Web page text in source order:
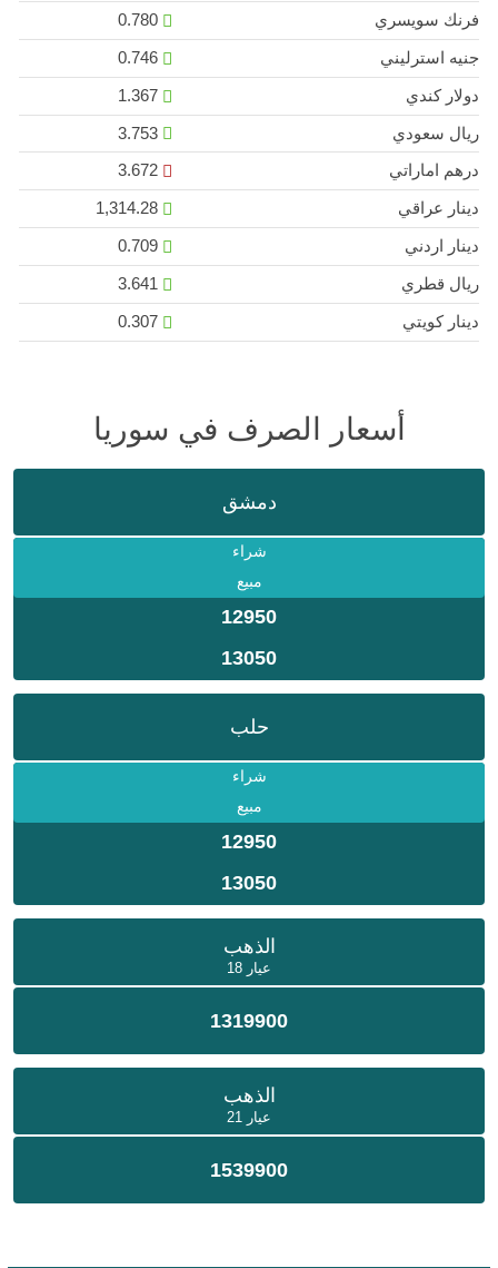
فرنك سويسري
0.780
جنيه استرليني
0.746
دولار كندي
1.367
ريال سعودي
3.753
درهم اماراتي
3.672
دينار عراقي
1,314.28
دينار اردني
0.709
ريال قطري
دينار كويتي
0.307
أسعار الصرف في سوريا
دمشق
شراء
مبيع
12950
13050
حلب
شراء
مبيع
12950
13050
الذهب
عيار 18
1319900
الذهب
عيار 21
1539900